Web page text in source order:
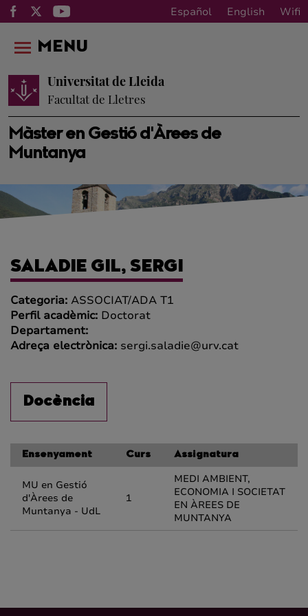
Español English Wifi
Màster en Gestió d'Àrees de
Muntanya
Universitat de Lleida
Facultat de Lletres
MENU
SALADIE GIL, SERGI
Categoria: ASSOCIAT/ADA T1
Perfil acadèmic: Doctorat
Departament:
Adreça electrònica: sergi.saladie@urv.cat
Docència
Ensenyament Curs Assignatura
MU en Gestió
d'Àrees de
Muntanya - UdL
1
MEDI AMBIENT,
ECONOMIA I SOCIETAT
EN ÀREES DE
MUNTANYA